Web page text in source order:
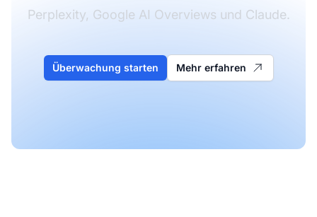
Perplexity, Google AI Overviews und Claude.
Überwachung starten Mehr erfahren